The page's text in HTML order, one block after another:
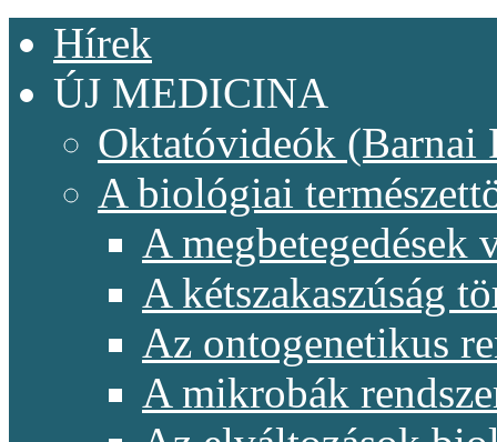
Hírek
ÚJ MEDICINA
Oktatóvideók (Barnai
A biológiai
A megbetegedések
A kétszakaszúság
Az ontogenetikus
A mikrobák